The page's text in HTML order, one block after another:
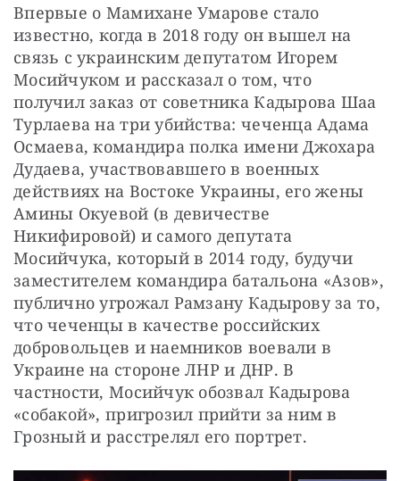
Впервые о Мамихане Умарове стало
известно, когда в 2018 году он вышел на
связь с украинским депутатом Игорем
Мосийчуком и рассказал о том, что
получил заказ от советника Кадырова Шаа
Турлаева на три убийства: чеченца Адама
Осмаева, командира полка имени Джохара
Дудаева, участвовавшего в военных
действиях на Востоке Украины, его жены
Амины Окуевой (в девичестве
Никифировой) и самого депутата
Мосийчука, который в 2014 году, будучи
заместителем командира батальона «Азов»,
публично угрожал Рамзану Кадырову за то,
что чеченцы в качестве российских
добровольцев и наемников воевали в
Украине на стороне ЛНР и ДНР. В
частности, Мосийчук обозвал Кадырова
«собакой», пригрозил прийти за ним в
Грозный и расстрелял его портрет.